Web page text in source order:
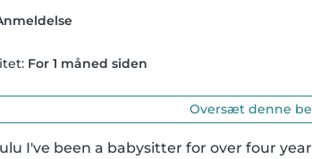
For 1 måned siden
Oversæt denne
I've been a babysitter for over four